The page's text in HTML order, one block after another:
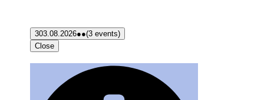
303.08.2026●●(3 events)
Close